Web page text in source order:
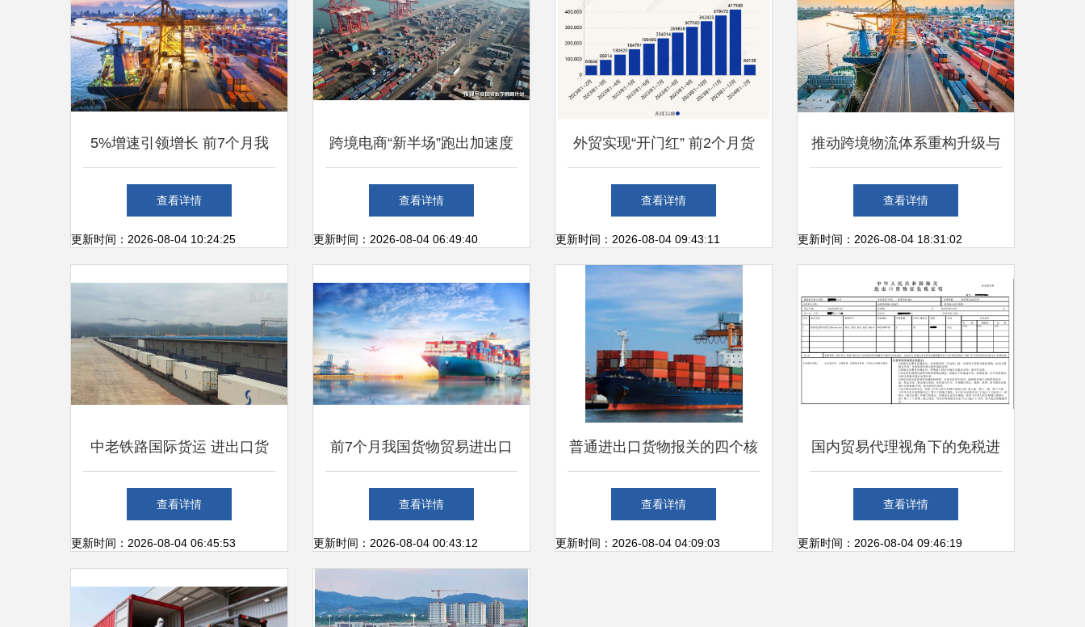
5%增速引领增长 前7个月我
国货物贸易进出口总值达25.7
万亿元，外贸韧性凸显
查看详情
更新时间：2026-08-04 10:24:25
跨境电商“新半场”跑出加速度
政策与AI挑战奏响发展“奏鸣
曲”
查看详情
更新时间：2026-08-04 06:49:40
外贸实现“开门红” 前2个月货
物贸易进出口规模创历史同期
新高
查看详情
更新时间：2026-08-04 09:43:11
推动跨境物流体系重构升级与
国内贸易代理协同发展
查看详情
更新时间：2026-08-04 18:31:02
中老铁路国际货运 进出口货
物总值突破6亿元大关，区域
经济合作迎来新篇章
查看详情
更新时间：2026-08-04 06:45:53
前7个月我国货物贸易进出口
增长6.2%，国内贸易代理迎
来新机遇
查看详情
更新时间：2026-08-04 00:43:12
普通进出口货物报关的四个核
心环节及国内贸易代理的角色
解析
查看详情
更新时间：2026-08-04 04:09:03
国内贸易代理视角下的免税进
口办理全流程解析
查看详情
更新时间：2026-08-04 09:46:19